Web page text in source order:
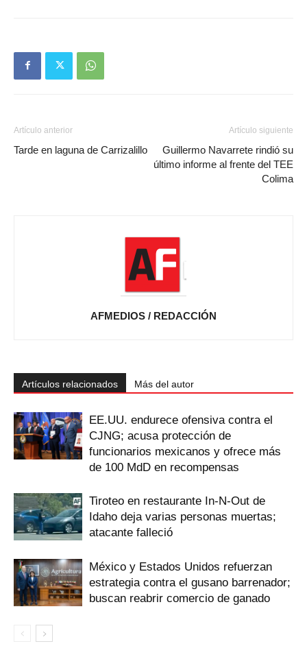
Artículo anterior
Tarde en laguna de Carrizalillo
Artículo siguiente
Guillermo Navarrete rindió su
último informe al frente del TEE
Colima
AFMEDIOS / REDACCIÓN
Artículos relacionados Más del autor
EE.UU. endurece ofensiva contra el
CJNG; acusa protección de
funcionarios mexicanos y ofrece más
de 100 MdD en recompensas
Tiroteo en restaurante In-N-Out de
Idaho deja varias personas muertas;
atacante falleció
México y Estados Unidos refuerzan
estrategia contra el gusano barrenador;
buscan reabrir comercio de ganado